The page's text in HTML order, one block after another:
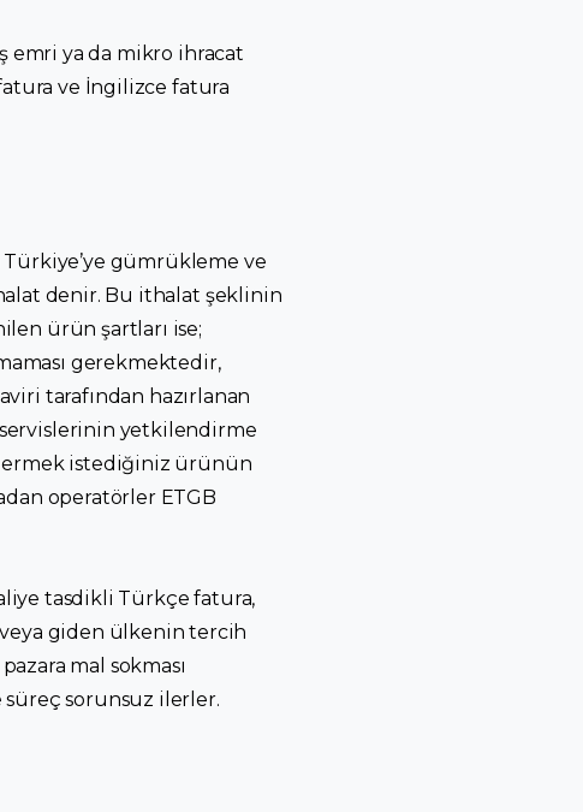
emri ya da mikro ihracat
ve İngilizce fatura
gümrükleme ve
denir. Bu ithalat şeklinin
ürün şartları ise;
gerekmektedir,
tarafından hazırlanan
yetkilendirme
istediğiniz ürünün
operatörler ETGB
tasdikli Türkçe fatura,
giden ülkenin tercih
mal sokması
süreç sorunsuz ilerler.